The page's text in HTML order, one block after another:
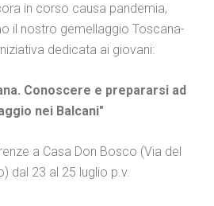
in corso causa pandemia,
il nostro gemellaggio Toscana-
dedicata ai giovani:
Conoscere e prepararsi ad
nei Balcani"
a Casa Don Bosco (Via del
dal 23 al 25 luglio p.v.